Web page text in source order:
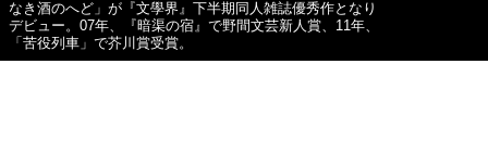
なき酒のへど」が『文學界』下半期同人雑誌優秀作となり
デビュー。07年、『暗渠の宿』で野間文芸新人賞、11年、
「苦役列車」で芥川賞受賞。